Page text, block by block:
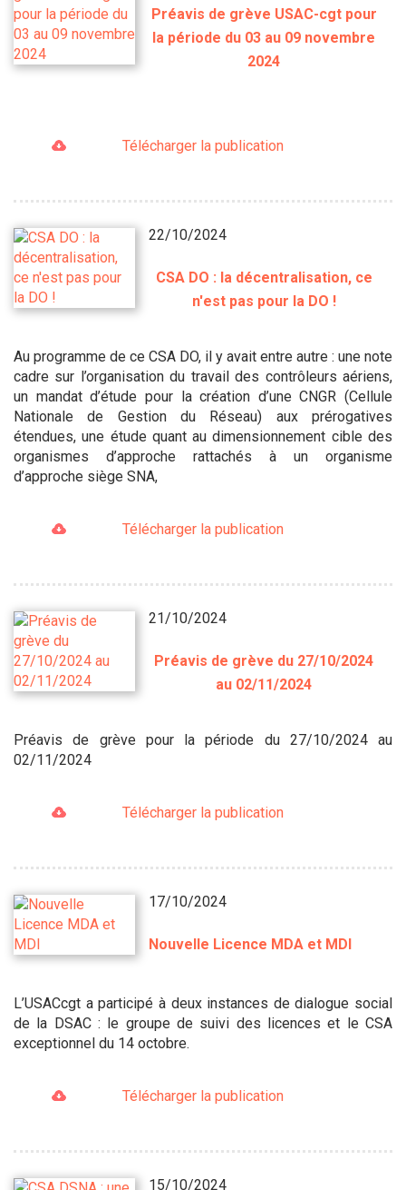
Préavis de grève USAC-cgt pour
la période du 03 au 09 novembre
2024
Télécharger la publication
22/10/2024
CSA DO : la décentralisation, ce
n'est pas pour la DO !
Au programme de ce CSA DO, il y avait entre autre : une note
cadre sur l’organisation du travail des contrôleurs aériens,
un mandat d’étude pour la création d’une CNGR (Cellule
Nationale de Gestion du Réseau) aux prérogatives
étendues, une étude quant au dimensionnement cible des
organismes d’approche rattachés à un organisme
d’approche siège SNA,
Télécharger la publication
21/10/2024
Préavis de grève du 27/10/2024
au 02/11/2024
Préavis de grève pour la période du 27/10/2024 au
02/11/2024
Télécharger la publication
17/10/2024
Nouvelle Licence MDA et MDI
L’USACcgt a participé à deux instances de dialogue social
de la DSAC : le groupe de suivi des licences et le CSA
exceptionnel du 14 octobre.
Télécharger la publication
15/10/2024